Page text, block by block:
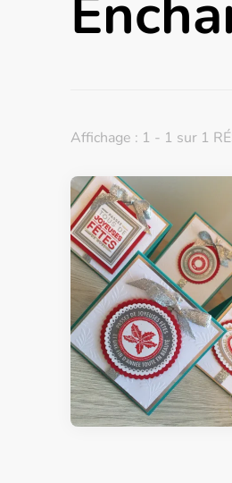
Affichage : 1 - 1 sur 1